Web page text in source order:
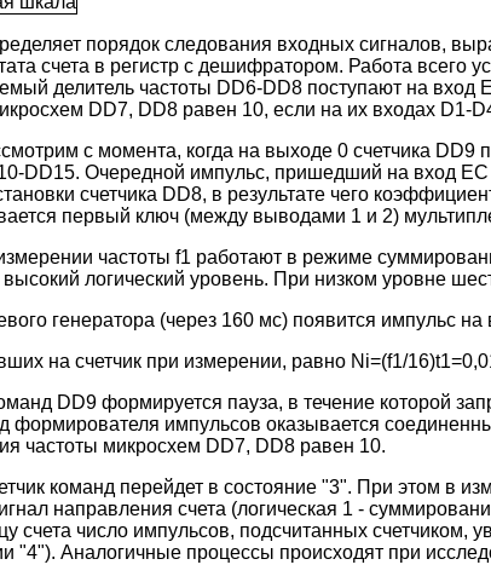
порядок следования входных сигналов,
счета в регистр с дешифратором. Работа
делитель частоты DD6-DD8 поступают на
DD7, DD8 равен 10, если на их входах D1-
с момента, когда на выходе 0 счетчика
DD15. Очередной импульс, пришедший на вход
счетчика DD8, в результате чего
первый ключ (между выводами 1 и 2)
частоты f1 работают в режиме
логический уровень. При низком уровне
генератора (через 160 мс) появится импульс
на счетчик при измерении, равно Ni=(f1/
DD9 формируется пауза, в течение которой
формирователя импульсов оказывается
частоты микросхем DD7, DD8 равен 10.
команд перейдет в состояние "3". При этом в
направления счета (логическая 1 -
счета число импульсов, подсчитанных
"4"). Аналогичные процессы происходят при